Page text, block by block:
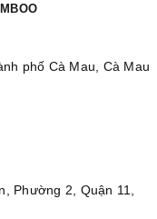
phố Cà Mau, Cà Mau
Phường 2, Quận 11,